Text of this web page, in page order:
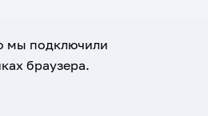
мы подключили
браузера.